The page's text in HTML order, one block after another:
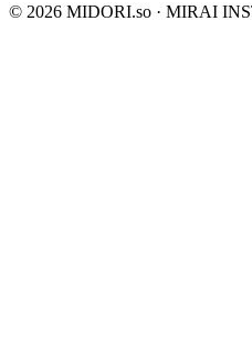
© 2026 MIDORI.so · MIRAI